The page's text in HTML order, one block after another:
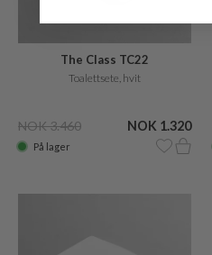
The Class TC22
Toalettsete, hvit
NOK 3.460 NOK 1.320
På lager